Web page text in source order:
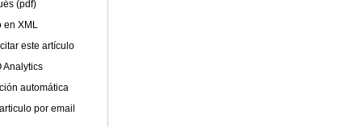
(pdf)
en XML
este artículo
Analytics
automática
por email